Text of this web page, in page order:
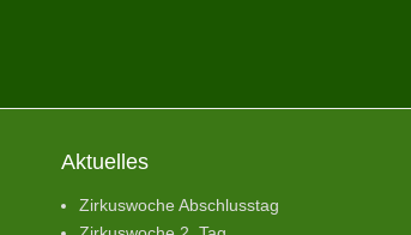
Aktuelles
Zirkuswoche Abschlusstag